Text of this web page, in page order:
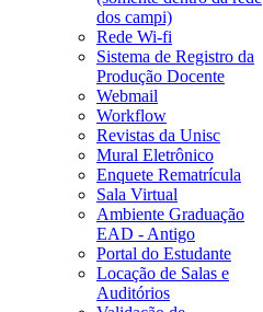
dos campi)
Rede Wi-fi
Sistema de Registro da
Produção Docente
Webmail
Workflow
Revistas da Unisc
Mural Eletrônico
Enquete Rematrícula
Sala Virtual
Ambiente Graduação
EAD - Antigo
Portal do Estudante
Locação de Salas e
Auditórios